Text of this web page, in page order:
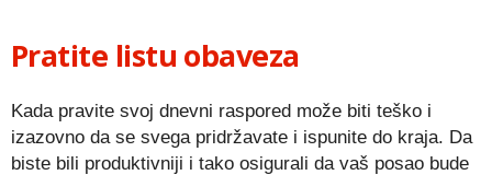
Pratite listu obaveza
Kada pravite svoj dnevni raspored može biti teško i
izazovno da se svega pridržavate i ispunite do kraja. Da
biste bili produktivniji i tako osigurali da vaš posao bude